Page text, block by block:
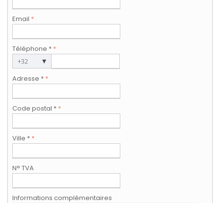
Email *
Téléphone * *
+32 ▾
Adresse * *
Code postal * *
Ville * *
N° TVA
Informations complémentaires